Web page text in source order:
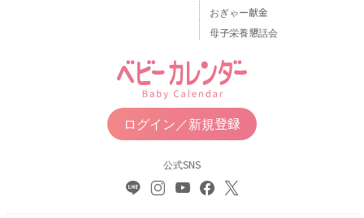
おぎゃー献金
母子栄養懇話会
ログイン／新規登録
公式SNS